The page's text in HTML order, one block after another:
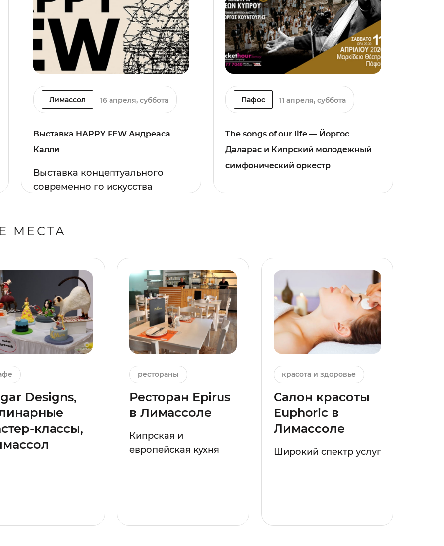
Лимассол 16 апреля, суббота
Выставка HAPPY FEW Андреаса
Калли
Выставка концептуального
современно го искусства
Пафос 11 апреля, суббота
The songs of our life — Йоргос
Даларас и Кипрский молодежный
симфонический оркестр
МЕСТА
Designs,
классы,
рестораны
Ресторан Epirus
в Лимассоле
Кипрская и
европейская кухня
красота и здоровье
Салон красоты
Euphoric в
Лимассоле
Широкий спектр услуг